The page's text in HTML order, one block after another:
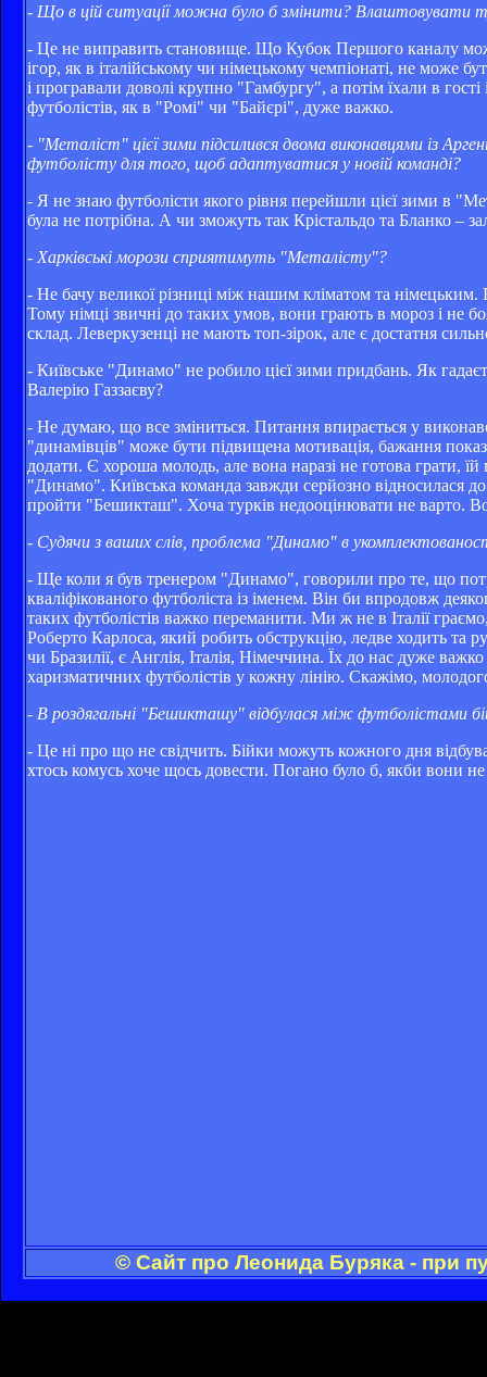
- Що в цій ситуації можна було б змінити? Влаштовувати
- Це не виправить становище. Що Кубок Першого каналу
ігор, як в італійському чи німецькому чемпіонаті, не
і програвали доволі крупно "Гамбургу", а потім їхали в
футболістів, як в "Ромі" чи "Байєрі", дуже важко.
- "Металіст" цієї зими підсилився двома виконавцями із
футболісту для того, щоб адаптуватися у новій команді?
- Я не знаю футболісти якого рівня перейшли цієї зими в
була не потрібна. А чи зможуть так Крістальдо та Бланко –
- Харківські морози сприятимуть "Металісту"?
- Не бачу великої різниці між нашим кліматом та
Тому німці звичні до таких умов, вони грають в мороз і не
склад. Леверкузенці не мають топ-зірок, але є достатня
- Київське "Динамо" не робило цієї зими придбань. Як
Валерію Газзаєву?
- Не думаю, що все зміниться. Питання впирається у
"динамівців" може бути підвищена мотивація, бажання
додати. Є хороша молодь, але вона наразі не готова грати,
"Динамо". Київська команда завжди серйозно відносилася
пройти "Бешикташ". Хоча турків недооцінювати не варто.
- Судячи з ваших слів, проблема "Динамо" в
- Ще коли я був тренером "Динамо", говорили про те, що
кваліфікованого футболіста із іменем. Він би впродовж
таких футболістів важко переманити. Ми ж не в Італії
Роберто Карлоса, який робить обструкцію, ледве ходить та
чи Бразилії, є Англія, Італія, Німеччина. Їх до нас дуже
харизматичних футболістів у кожну лінію. Скажімо,
- В роздягальні "Бешикташу" відбулася між футболістами
- Це ні про що не свідчить. Бійки можуть кожного дня
хтось комусь хоче щось довести. Погано було б, якби вони
© Сайт про Леонида Буряка - при